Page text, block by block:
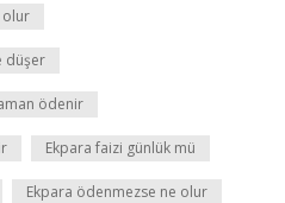
olur
düşer
ödenir
Ekpara faizi günlük mü
Ekpara ödenmezse ne olur